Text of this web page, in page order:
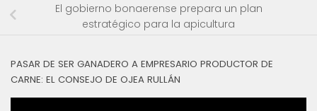
El gobierno bonaerense prepara un plan
estratégico para la apicultura
PASAR DE SER GANADERO A EMPRESARIO PRODUCTOR DE
CARNE: EL CONSEJO DE OJEA RULLÁN